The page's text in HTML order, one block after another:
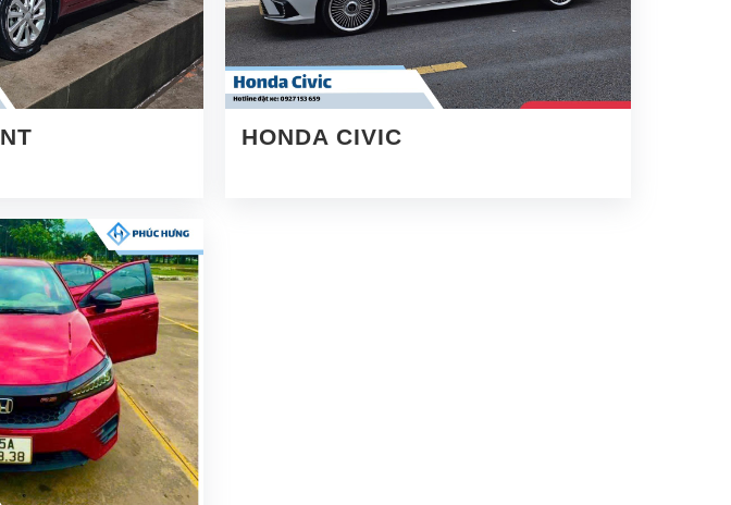
HONDA CIVIC